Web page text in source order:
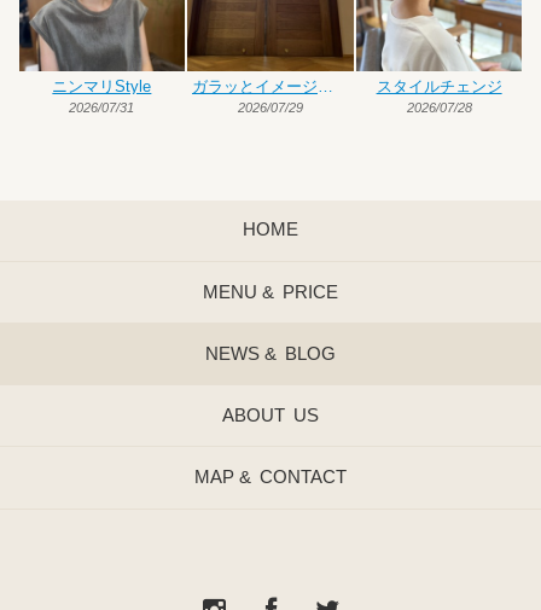
ニンマリStyle
2026/07/31
ガラッとイメージチェンジ
2026/07/29
スタイルチェンジ
2026/07/28
HOME
MENU & PRICE
NEWS & BLOG
ABOUT US
MAP & CONTACT